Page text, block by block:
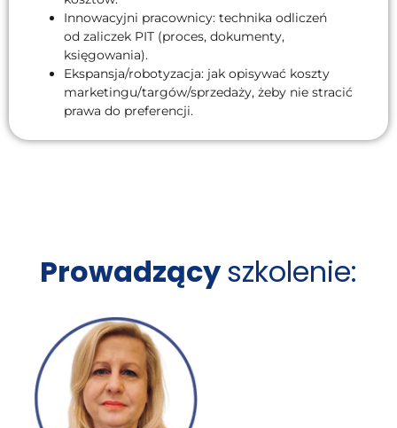
Innowacyjni pracownicy: technika odliczeń
od zaliczek PIT (proces, dokumenty,
księgowania).
Ekspansja/robotyzacja: jak opisywać koszty
marketingu/targów/sprzedaży, żeby nie stracić
prawa do preferencji.
Prowadzącyszkolenie: